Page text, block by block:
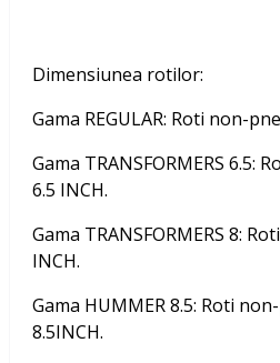
Dimensiunea rotilor:
Gama REGULAR: Roti non-
Gama TRANSFORMERS 6.5:
6.5 INCH.
Gama TRANSFORMERS 8:
INCH.
Gama HUMMER 8.5: Roti
8.5INCH.